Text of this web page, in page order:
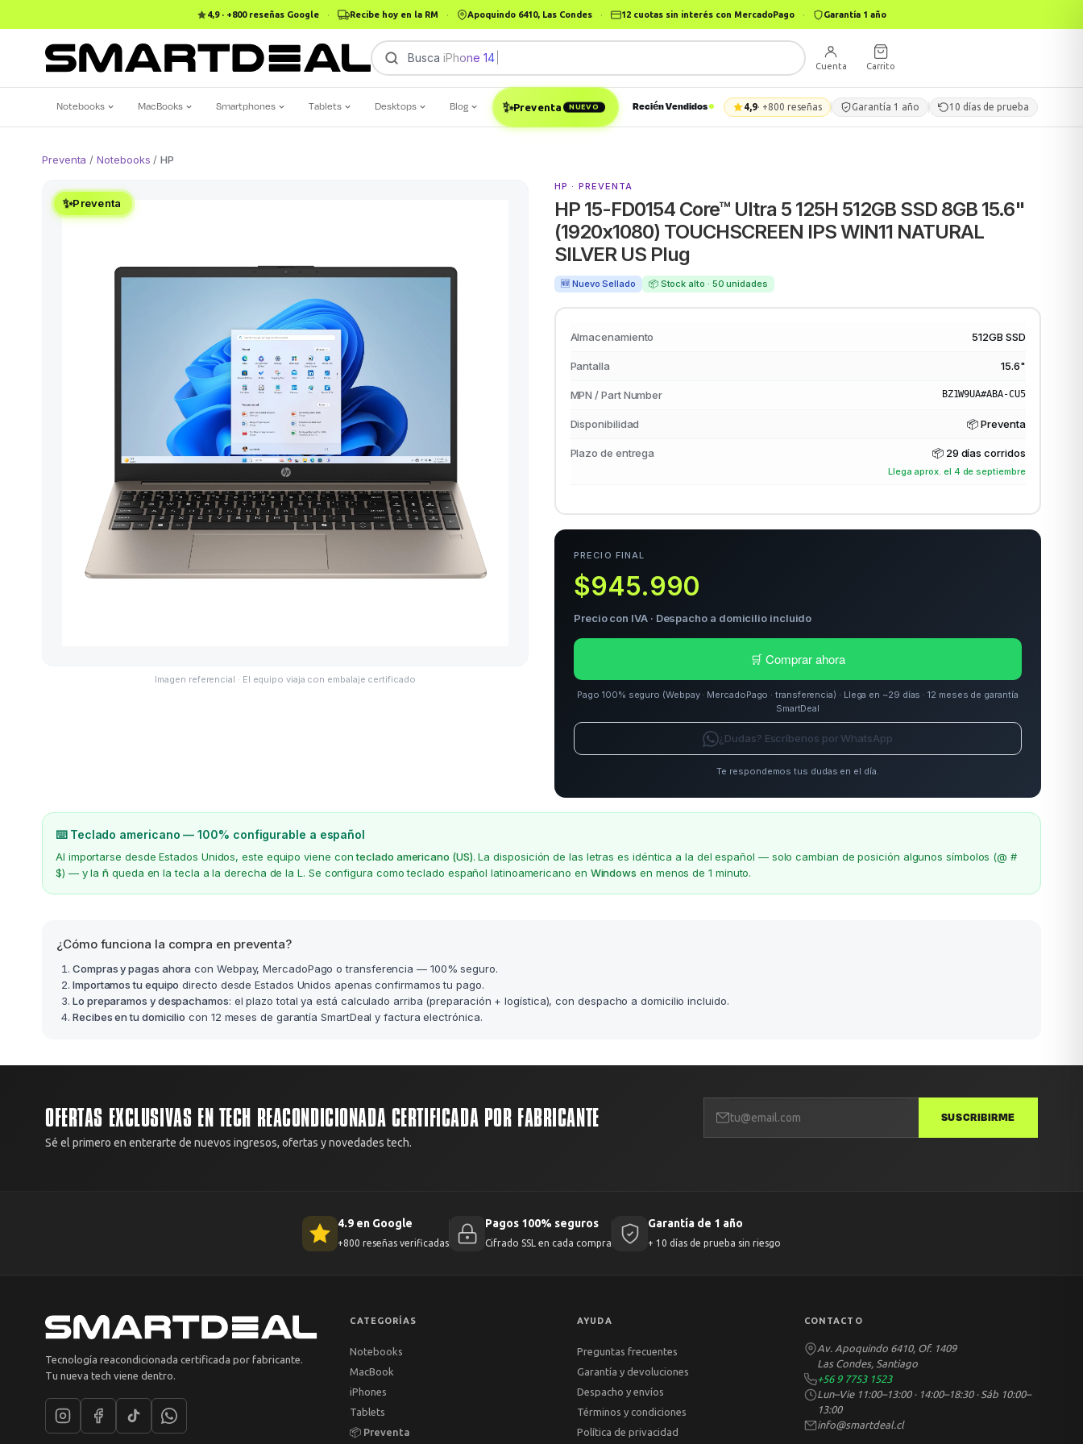
4,9 · +800 reseñas Google · Recibe hoy en la RM · Apoquindo 6410, Las Condes · 12 cuotas sin interés con MercadoPago · Garantía 1 año
Busca iPhone 14
Cuenta Carrito
Notebooks MacBooks Smartphones Tablets Desktops Blog ✨Preventa NUEVO Recién Vendidos 4,9· +800 reseñas Garantía 1 año 10 días de prueba
Preventa /Notebooks /HP
✨Preventa
Imagen referencial · El equipo viaja con embalaje certificado
HP · PREVENTA
HP 15-FD0154 Core™ Ultra 5 125H 512GB SSD 8GB 15.6"
(1920x1080) TOUCHSCREEN IPS WIN11 NATURAL
SILVER US Plug
🆕 Nuevo Sellado 📦 Stock alto · 50 unidades
Almacenamiento 512GB SSD
Pantalla 15.6"
MPN / Part Number BZ1W9UA#ABA-CU5
Disponibilidad 📦 Preventa
Plazo de entrega 📦 29 días corridos
Llega aprox. el 4 de septiembre
PRECIO FINAL
$945.990
Precio con IVA · Despacho a domicilio incluido
🛒 Comprar ahora
Pago 100% seguro (Webpay · MercadoPago · transferencia) · Llega en ~29 días · 12 meses de garantía
SmartDeal
¿Dudas? Escríbenos por WhatsApp
Te respondemos tus dudas en el día.
⌨️ Teclado americano — 100% configurable a español
Al importarse desde Estados Unidos, este equipo viene conteclado americano (US). La disposición de las letras es idéntica a la del español — solo cambian de posición algunos símbolos (@ #
$) — y lañ queda en la tecla a la derecha de la L. Se configura como teclado español latinoamericano en Windows en menos de 1 minuto.
¿Cómo funciona la compra en preventa?
Compras y pagas ahora con Webpay, MercadoPago o transferencia — 100% seguro.
Importamos tu equipo directo desde Estados Unidos apenas confirmamos tu pago.
Lo preparamos y despachamos: el plazo total ya está calculado arriba (preparación + logística), con despacho a domicilio incluido.
Recibes en tu domicilio con 12 meses de garantía SmartDeal y factura electrónica.
OFERTAS EXCLUSIVAS EN TECH REACONDICIONADA CERTIFICADA POR FABRICANTE
Sé el primero en enterarte de nuevos ingresos, ofertas y novedades tech.
SUSCRIBIRME
4.9 en Google
+800 reseñas verificadas
Pagos 100% seguros
Cifrado SSL en cada compra
Garantía de 1 año
+ 10 días de prueba sin riesgo
Tecnología reacondicionada certificada por fabricante.
Tu nueva tech viene dentro.
CATEGORÍAS
Notebooks
MacBook
iPhones
Tablets
📦 Preventa
AYUDA
Preguntas frecuentes
Garantía y devoluciones
Despacho y envíos
Términos y condiciones
Política de privacidad
CONTACTO
Av. Apoquindo 6410, Of. 1409
Las Condes, Santiago
+56 9 7753 1523
Lun–Vie 11:00–13:00 · 14:00–18:30 · Sáb 10:00–
13:00
info@smartdeal.cl